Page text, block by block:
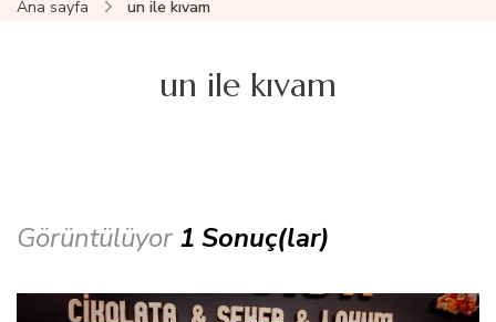
Ana sayfa un ile kıvam
un ile kıvam
Görüntülüyor 1 Sonuç(lar)